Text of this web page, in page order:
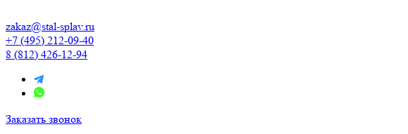
zakaz@stal-splav.ru
+7 (495) 212-09-40
8 (812) 426-12-94
Заказать звонок